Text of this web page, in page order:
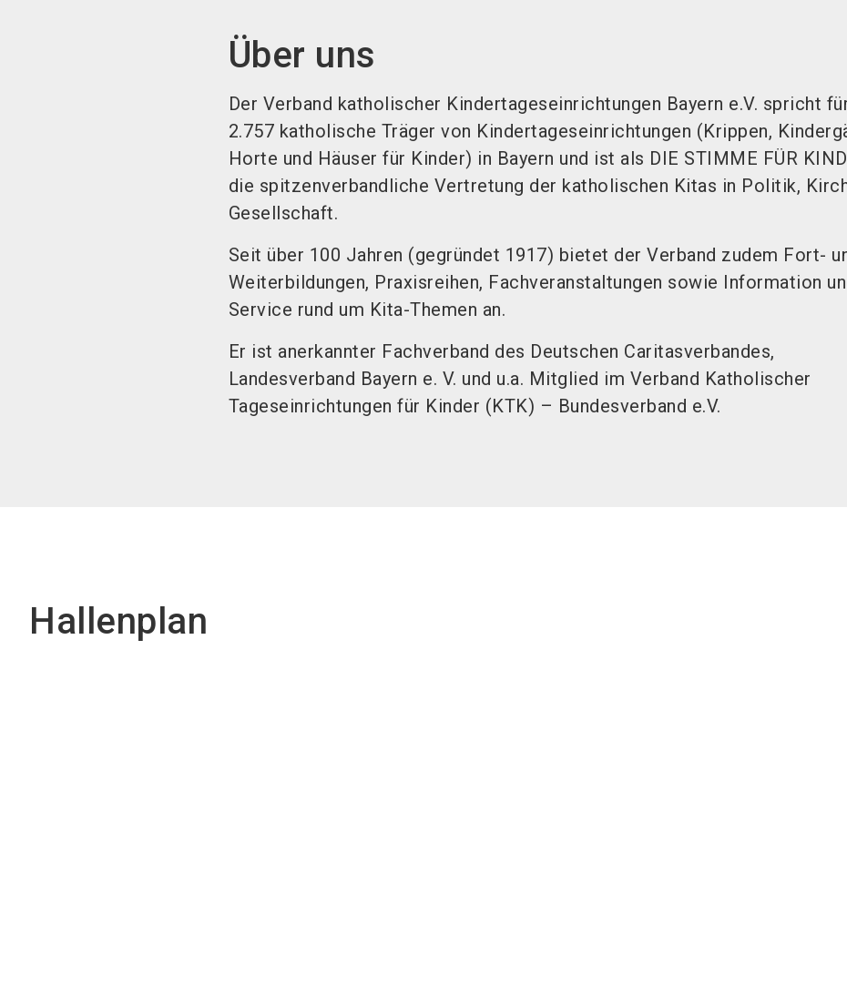
Über uns
Der Verband katholischer Kindertageseinrichtungen Bayern e.V. spricht
2.757 katholische Träger von Kindertageseinrichtungen (Krippen,
Horte und Häuser für Kinder) in Bayern und ist als DIE STIMME FÜR
die spitzenverbandliche Vertretung der katholischen Kitas in Politik,
Gesellschaft.
Seit über 100 Jahren (gegründet 1917) bietet der Verband zudem Fort-
Weiterbildungen, Praxisreihen, Fachveranstaltungen sowie Information
Service rund um Kita-Themen an.
Er ist anerkannter Fachverband des Deutschen Caritasverbandes,
Landesverband Bayern e. V. und u.a. Mitglied im Verband Katholischer
Tageseinrichtungen für Kinder (KTK) – Bundesverband e.V.
Hallenplan